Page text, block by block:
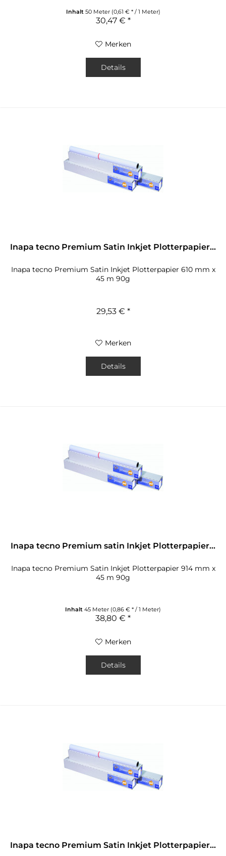
Inhalt 50 Meter (0,61 € * / 1 Meter)
30,47 € *
Merken
Details
Inapa tecno Premium Satin Inkjet Plotterpapier...
Inapa tecno Premium Satin Inkjet Plotterpapier 610 mm x
45 m 90g
29,53 € *
Merken
Details
Inapa tecno Premium satin Inkjet Plotterpapier...
Inapa tecno Premium Satin Inkjet Plotterpapier 914 mm x
45 m 90g
Inhalt45 Meter (0,86 € * / 1 Meter)
38,80 € *
Merken
Details
Inapa tecno Premium Satin Inkjet Plotterpapier...